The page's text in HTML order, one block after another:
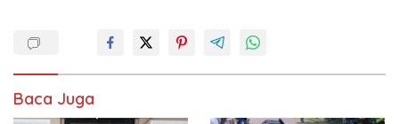
Baca Juga